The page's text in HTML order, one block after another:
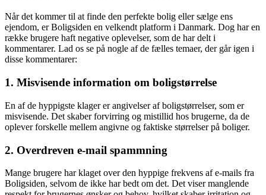
Når det kommer til at finde den perfekte bolig eller sælge ens
ejendom, er Boligsiden en velkendt platform i Danmark. Dog har en
række brugere haft negative oplevelser, som de har delt i
kommentarer. Lad os se på nogle af de fælles temaer, der går igen i
disse kommentarer:
1. Misvisende information om boligstørrelse
En af de hyppigste klager er angivelser af boligstørrelser, som er
misvisende. Det skaber forvirring og mistillid hos brugerne, da de
oplever forskelle mellem angivne og faktiske størrelser på boliger.
2. Overdreven e-mail spammning
Mange brugere har klaget over den hyppige frekvens af e-mails fra
Boligsiden, selvom de ikke har bedt om det. Det viser manglende